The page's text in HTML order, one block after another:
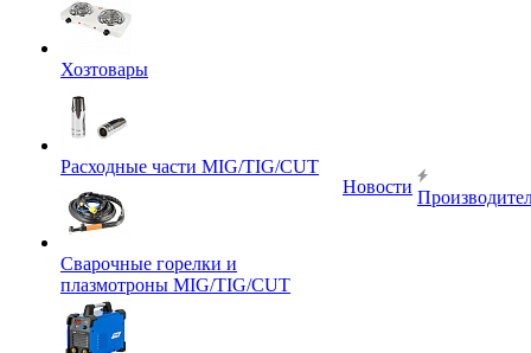
Хозтовары
Расходные части MIG/TIG/CUT
Сварочные горелки и
плазмотроны MIG/TIG/CUT
Новости